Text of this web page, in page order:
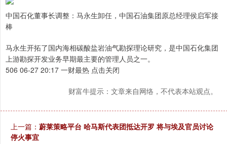
中国石化董事长调整：马永生卸任，中国石油集团原总经理侯启军接
棒
马永生开拓了国内海相碳酸盐岩油气勘探理论研究，是中国石化集团
上游勘探开发业务早期最主要的管理人员之一。
506 06-27 20:17 一财最热 点击关闭
财富牛提示：文章来自网络，不代表本站观点。
上一篇： 蔚莱策略平台 哈马斯代表团抵达开罗 将与埃及官员讨论
停火事宜